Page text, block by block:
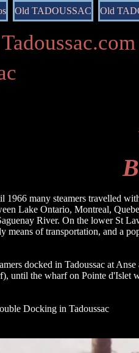
Old TADOUSSAC Old
1966 many steamers travelled
Lake Ontario, Montreal,
River. On the lower St
means of transportation, and a
docked ​in Tadoussac at Anse
until the wharf on Pointe d'Islet
Docking in Tadoussac